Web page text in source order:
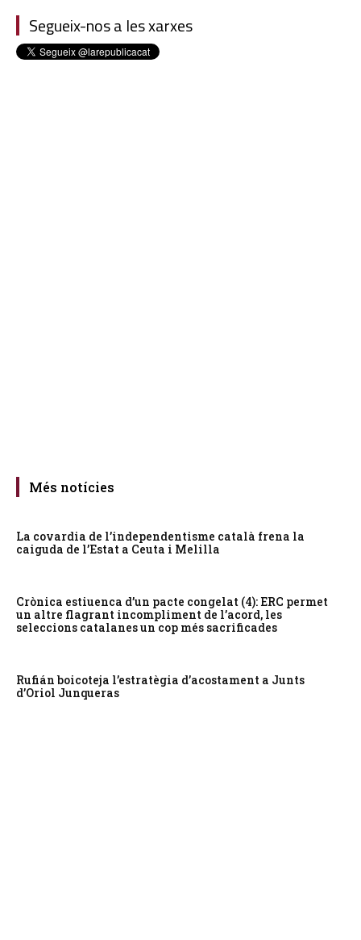
Segueix-nos a les xarxes
Més notícies
La covardia de l’independentisme català frena la
caiguda de l’Estat a Ceuta i Melilla
Crònica estiuenca d’un pacte congelat (4): ERC permet
un altre flagrant incompliment de l’acord, les
seleccions catalanes un cop més sacrificades
Rufián boicoteja l’estratègia d’acostament a Junts
d’Oriol Junqueras